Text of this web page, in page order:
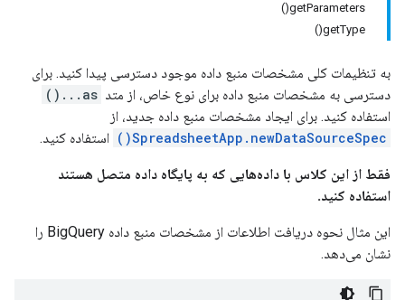
getParameters()
getType()
به تنظیمات کلی مشخصات منبع داده موجود دسترسی پیدا کنید. برای
دسترسی به مشخصات منبع داده برای نوع خاص، از متد as...()
استفاده کنید. برای ایجاد مشخصات منبع داده جدید، از
SpreadsheetApp.newDataSourceSpec()
استفاده کنید.
فقط از این کلاس با داده‌هایی که به پایگاه داده متصل هستند
استفاده کنید.
این مثال نحوه دریافت اطلاعات از مشخصات منبع داده BigQuery را
نشان می‌دهد.